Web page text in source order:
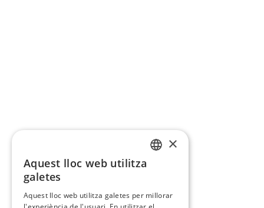
×
Aquest lloc web utilitza
galetes
Aquest lloc web utilitza galetes per millorar